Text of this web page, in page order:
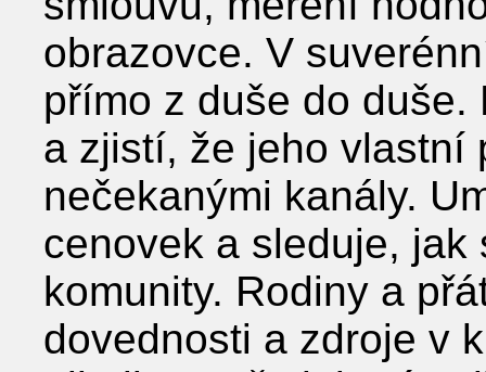
obrazovce. V
přímo z duše do
a zjistí, že jeho vlastní
nečekanými kanály.
cenovek a sleduje,
komunity. Rodiny a
dovednosti a zdroje v